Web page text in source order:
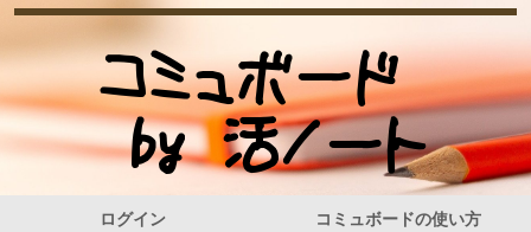
ログイン コミュボードの使い方